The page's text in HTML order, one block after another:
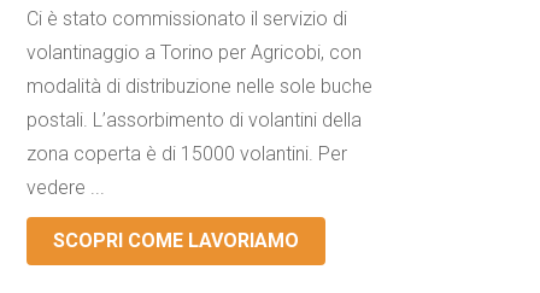
Ci è stato commissionato il servizio di
volantinaggio a Torino per Agricobi, con
modalità di distribuzione nelle sole buche
postali. L’assorbimento di volantini della
zona coperta è di 15000 volantini. Per
vedere ...
SCOPRI COME LAVORIAMO